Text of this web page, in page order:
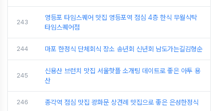
243
영등포 타임스퀘어 맛집 영등포역 점심 4층 한식 무월식탁
타임스퀘어점
244 마포 한정식 단체회식 장소 송년회 신년회 남도가는길김형순
245
신용산 브런치 맛집 서울핫플 소개팅 데이트로 좋은 아투 용
산
246 종각역 점심 맛집 광화문 상견례 맛집으로 좋은 은성한정식